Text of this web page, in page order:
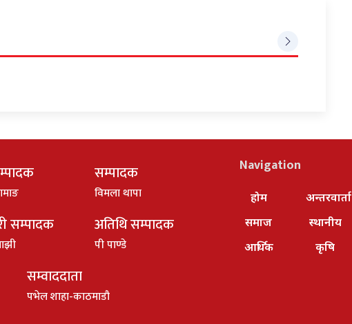
सम्पादक
विमला थापा
सम्पादक अतिथि सम्पादक
पी पाण्डे
सम्वाददाता
पभेल शाहा-काठमाडौ
Navigation
होम
समाज
आर्थिक
अन्तरवार्ता
स्थानीय
कृषि